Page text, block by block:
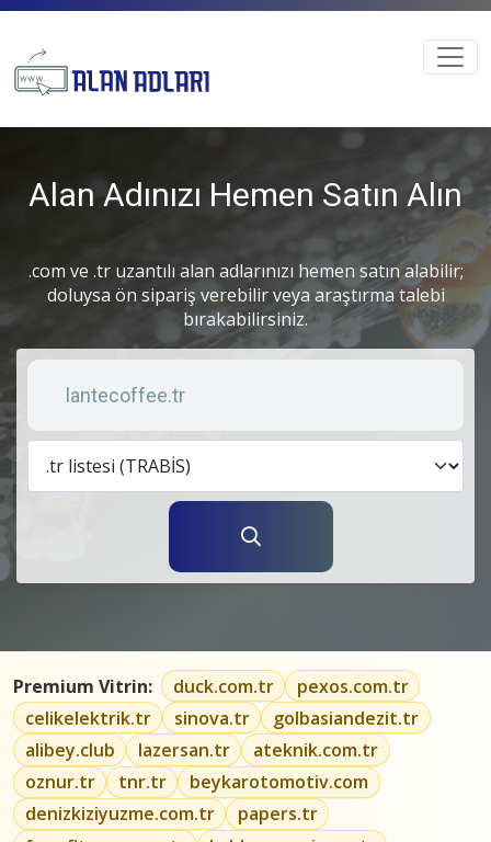
Alan Adınızı Hemen Satın Alın
.com ve .tr uzantılı alan adlarınızı hemen satın alabilir;
doluysa ön sipariş verebilir veya araştırma talebi
bırakabilirsiniz.
Anahtar kelime
Premium Vitrin: duck.com.tr
pexos.com.tr
celikelektrik.tr
sinova.tr
golbasiandezit.tr
alibey.club
lazersan.tr
ateknik.com.tr
oznur.tr
tnr.tr
beykarotomotiv.com
denizkiziyuzme.com.tr
papers.tr